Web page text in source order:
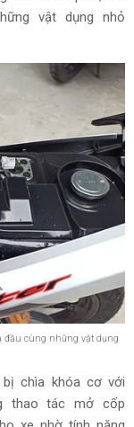
vật dụng nhỏ
đầu cùng những vật dụng
chìa khóa cơ với
thao tác mở cốp